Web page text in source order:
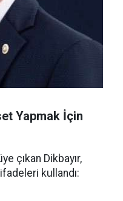
Yapmak İçin
çıkan Dikbayır,
kullandı: